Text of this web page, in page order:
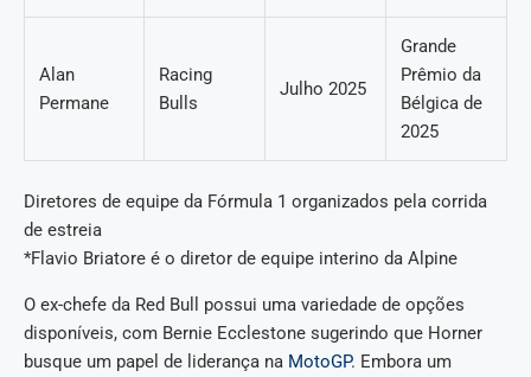
Alan
Permane
Racing
Bulls
Julho 2025
Grande
Prêmio da
Bélgica de
2025
Diretores de equipe da Fórmula 1 organizados pela corrida
de estreia
*Flavio Briatore é o diretor de equipe interino da Alpine
O ex-chefe da Red Bull possui uma variedade de opções
disponíveis, com Bernie Ecclestone sugerindo que Horner
busque um papel de liderança na MotoGP. Embora um